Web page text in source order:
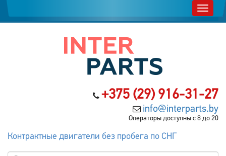
+375 (29) 916-31-27
info@interparts.by
Операторы доступны с 8 до 20
Контрактные двигатели без пробега по СНГ